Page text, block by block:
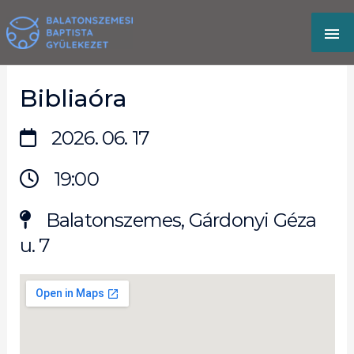
to
content
Bibliaóra
2026. 06. 17
19:00
Balatonszemes, Gárdonyi Géza
u. 7